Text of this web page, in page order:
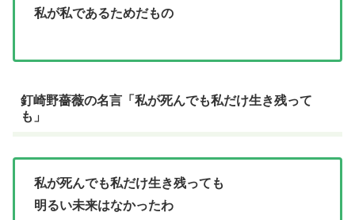
私が私であるためだもの
釘崎野薔薇の名言「私が死んでも私だけ生き残って
も」
私が死んでも私だけ生き残っても
明るい未来はなかったわ